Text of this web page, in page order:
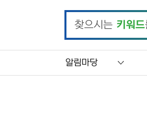
찾으시는 키워드
알림마당